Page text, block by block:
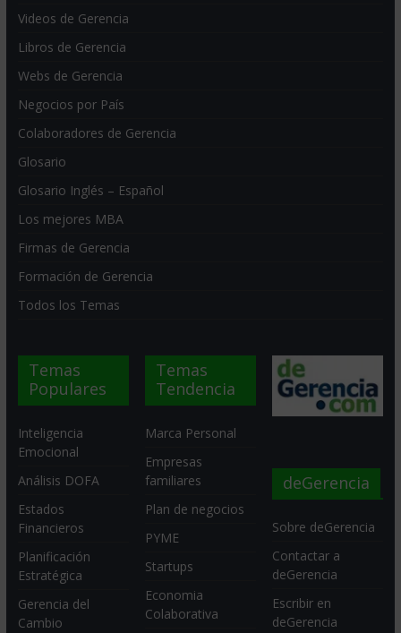
Videos de Gerencia
Libros de Gerencia
Webs de Gerencia
Negocios por País
Colaboradores de Gerencia
Glosario
Glosario Inglés – Español
Los mejores MBA
Firmas de Gerencia
Formación de Gerencia
Todos los Temas
Temas
Populares
Inteligencia
Emocional
Análisis DOFA
Estados
Financieros
Planificación
Estratégica
Gerencia del
Cambio
Temas
Tendencia
Marca Personal
Empresas
familiares
Plan de negocios
PYME
Startups
Economia
Colaborativa
deGerencia
Sobre deGerencia
Contactar a
deGerencia
Escribir en
deGerencia